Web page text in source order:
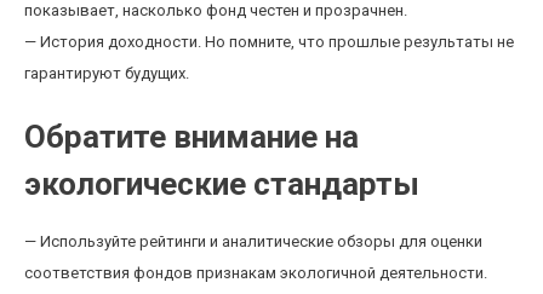
показывает, насколько фонд честен и прозрачнен.
— История доходности. Но помните, что прошлые результаты не
гарантируют будущих.
Обратите внимание на
экологические стандарты
— Используйте рейтинги и аналитические обзоры для оценки
соответствия фондов признакам экологичной деятельности.